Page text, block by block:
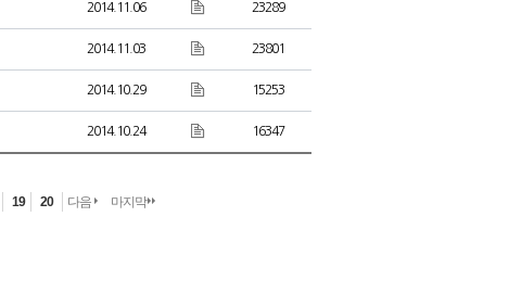
2014.11.06 23289
2014.11.03 23801
2014.10.29 15253
2014.10.24 16347
19 20 다음 마지막